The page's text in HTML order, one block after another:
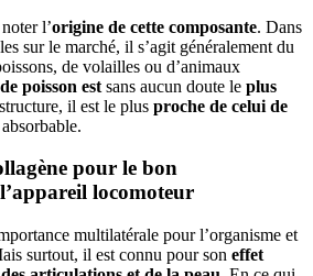
l’origine de cette composante. Dans
sur le marché, il s’agit généralement du
de volailles ou d’animaux
poisson est sans aucun doute le plus
il est le plus proche de celui de
pour le bon
locomoteur
multilatérale pour l’organisme et
surtout, il est connu pour son effet